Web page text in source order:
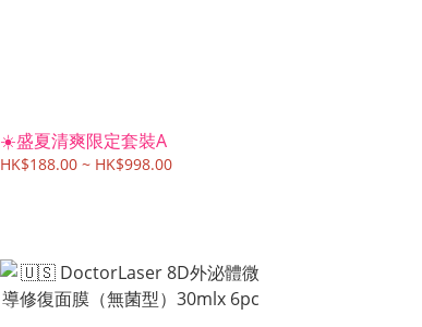
☀️盛夏清爽限定套裝A
HK$188.00 ~ HK$998.00